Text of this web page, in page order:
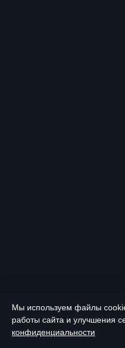
Мы используем файлы
работы сайта и улучшения
конфиденциальности